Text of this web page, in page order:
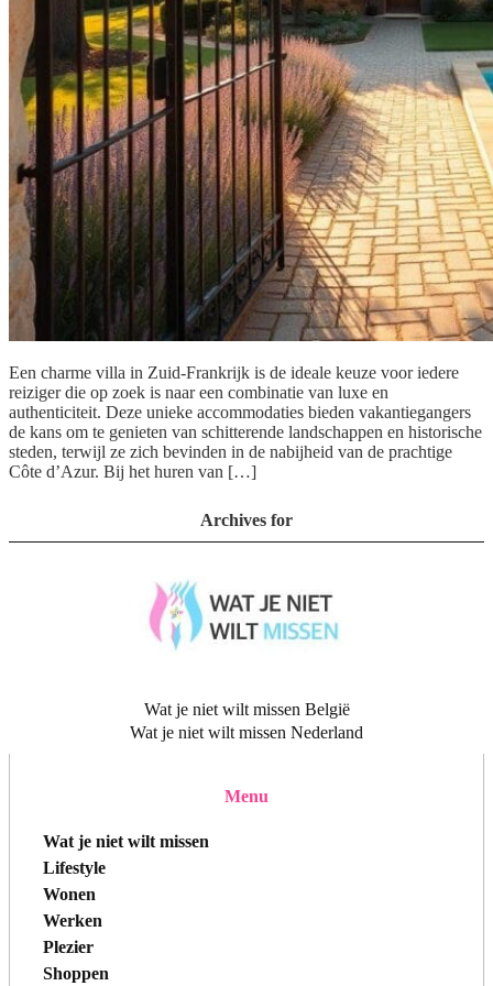
Een charme villa in Zuid-Frankrijk is de ideale keuze voor iedere
reiziger die op zoek is naar een combinatie van luxe en
authenticiteit. Deze unieke accommodaties bieden vakantiegangers
de kans om te genieten van schitterende landschappen en historische
steden, terwijl ze zich bevinden in de nabijheid van de prachtige
Côte d’Azur. Bij het huren van […]
Archives for
Wat je niet wilt missen België
Wat je niet wilt missen Nederland
Menu
Wat je niet wilt missen
Lifestyle
Wonen
Werken
Plezier
Shoppen